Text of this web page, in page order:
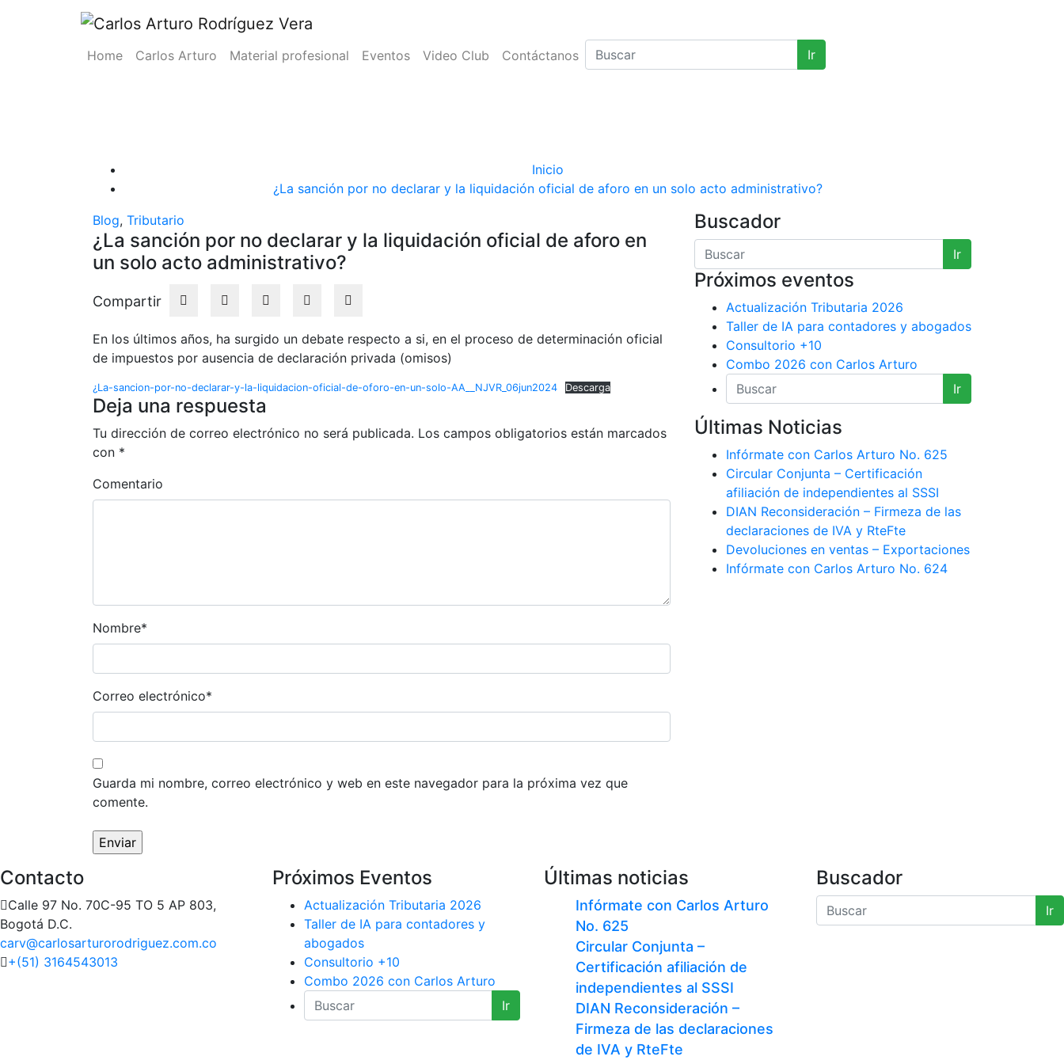
Home Carlos Arturo Material profesional Eventos Video Club Contáctanos Ir
Inicio
¿La sanción por no declarar y la liquidación oficial de aforo en un solo acto administrativo?
Blog, Tributario
¿La sanción por no declarar y la liquidación oficial de aforo en
un solo acto administrativo?
Compartir
En los últimos años, ha surgido un debate respecto a si, en el proceso de determinación oficial
de impuestos por ausencia de declaración privada (omisos)
¿La-sancion-por-no-declarar-y-la-liquidacion-oficial-de-oforo-en-un-solo-AA__NJVR_06jun2024 Descarga
Deja una respuesta
Tu dirección de correo electrónico no será publicada. Los campos obligatorios están marcados
con *
Comentario
Nombre*
Correo electrónico*
Guarda mi nombre, correo electrónico y web en este navegador para la próxima vez que
comente.
Buscador
Ir
Próximos eventos
Actualización Tributaria 2026
Taller de IA para contadores y abogados
Consultorio +10
Combo 2026 con Carlos Arturo
Ir
Últimas Noticias
Infórmate con Carlos Arturo No. 625
Circular Conjunta – Certificación
afiliación de independientes al SSSI
DIAN Reconsideración – Firmeza de las
declaraciones de IVA y RteFte
Devoluciones en ventas – Exportaciones
Infórmate con Carlos Arturo No. 624
Contacto
Calle 97 No. 70C-95 TO 5 AP 803,
Bogotá D.C.
carv@carlosarturorodriguez.com.co
+(51) 3164543013
Próximos Eventos
Actualización Tributaria 2026
Taller de IA para contadores y
abogados
Consultorio +10
Combo 2026 con Carlos Arturo
Ir
Últimas noticias
Infórmate con Carlos Arturo
No. 625
Circular Conjunta –
Certificación afiliación de
independientes al SSSI
DIAN Reconsideración –
Firmeza de las declaraciones
de IVA y RteFte
Buscador
Ir